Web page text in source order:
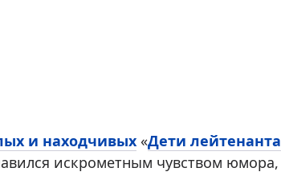
и находчивых «Дети лейтенанта
искрометным чувством юмора,